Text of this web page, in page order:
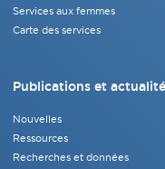
Services aux femmes
Carte des services
Publications et
Nouvelles
Ressources
Recherches et données